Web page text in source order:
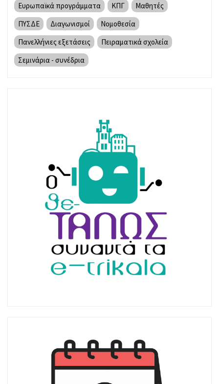
Ευρωπαϊκά προγράμματα
ΚΠΓ
Μαθητές
ΠΥΣΔΕ
Διαγωνισμοί
Νομοθεσία
Πανελλήνιες εξετάσεις
Πειραματικά σχολεία
Σεμινάρια - συνέδρια